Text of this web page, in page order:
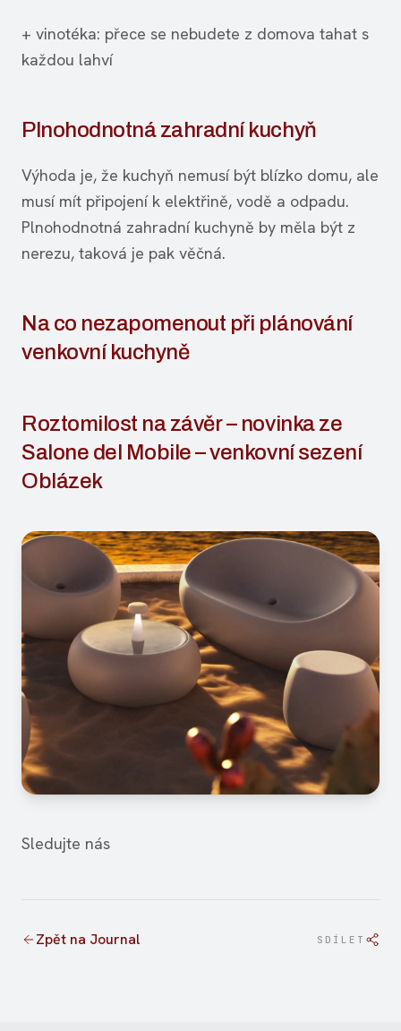
+ vinotéka: přece se nebudete z domova tahat s
každou lahví
Plnohodnotná zahradní kuchyň
Výhoda je, že kuchyň nemusí být blízko domu, ale
musí mít připojení k elektřině, vodě a odpadu.
Plnohodnotná zahradní kuchyně by měla být z
nerezu, taková je pak věčná.
Na co nezapomenout při plánování
venkovní kuchyně
Roztomilost na závěr – novinka ze
Salone del Mobile – venkovní sezení
Oblázek
Sledujte nás
Zpět na Journal SDÍLET